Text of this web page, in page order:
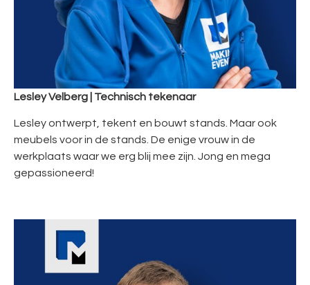
Lesley Velberg | Technisch tekenaar
Lesley ontwerpt, tekent en bouwt stands. Maar ook
meubels voor in de stands. De enige vrouw in de
werkplaats waar we erg blij mee zijn. Jong en mega
gepassioneerd!